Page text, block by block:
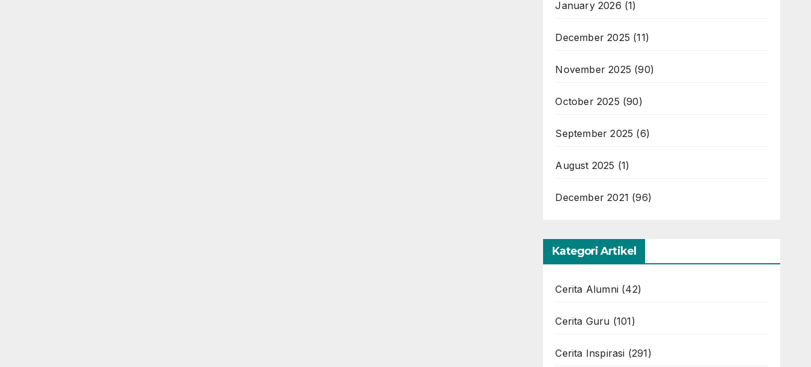
January 2026 (1)
December 2025 (11)
November 2025 (90)
October 2025 (90)
September 2025 (6)
August 2025 (1)
December 2021 (96)
Kategori Artikel
Cerita Alumni(42)
Cerita Guru (101)
Cerita Inspirasi (291)